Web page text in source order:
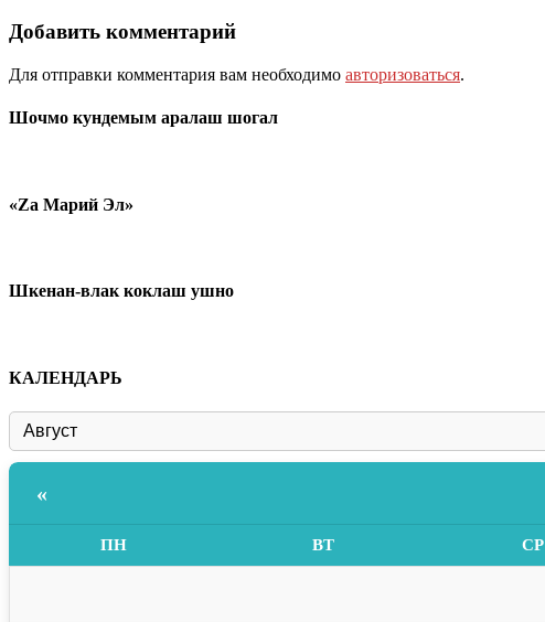
Добавить комментарий
Для отправки комментария вам необходимо авторизоваться.
Шочмо кундемым аралаш шогал
«Zа Марий Эл»
Шкенан-влак коклаш ушно
КАЛЕНДАРЬ
«
ПН ВТ СР